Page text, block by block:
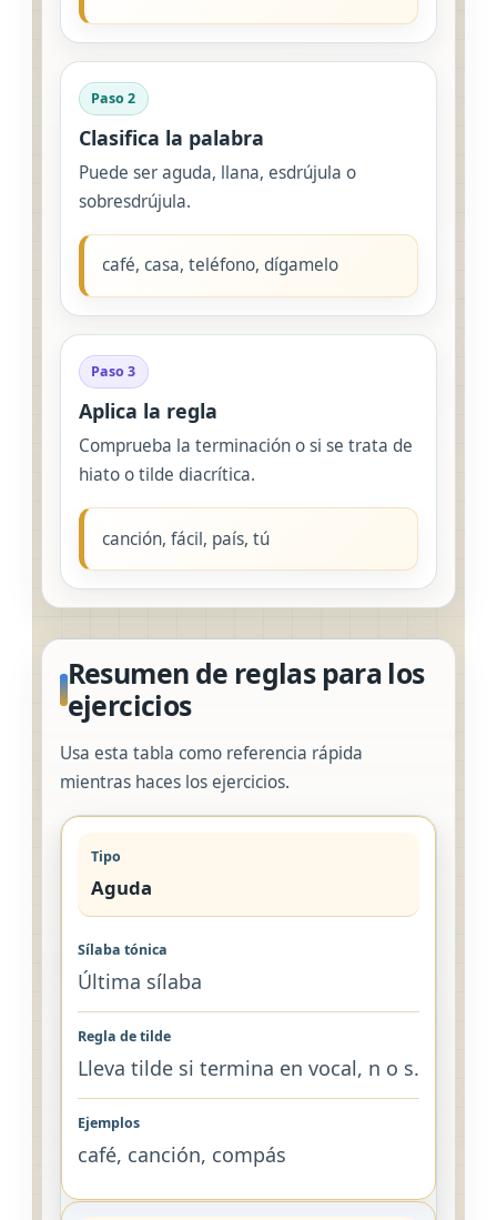
Paso 2
Clasifica la palabra
Puede ser aguda, llana, esdrújula o
sobresdrújula.
café, casa, teléfono, dígamelo
Paso 3
Aplica la regla
Comprueba la terminación o si se trata de
hiato o tilde diacrítica.
canción, fácil, país, tú
Resumen de reglas para los
ejercicios
Usa esta tabla como referencia rápida
mientras haces los ejercicios.
Aguda
Última sílaba
Lleva tilde si termina en vocal, n o s.
café, canción, compás